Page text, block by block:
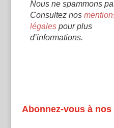
Nous ne spammons
Consultez nos
légalespour plus
d’informations.
Abonnez-vous à